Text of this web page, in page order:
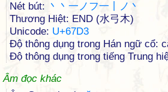
Nét bút: 丶丶一ノフ一丨ノ丶
Thương Hiệt: END (水弓木)
Unicode: U+67D3
Độ thông dụng trong Hán ngữ cổ:
Độ thông dụng trong tiếng Trung
Âm đọc khác